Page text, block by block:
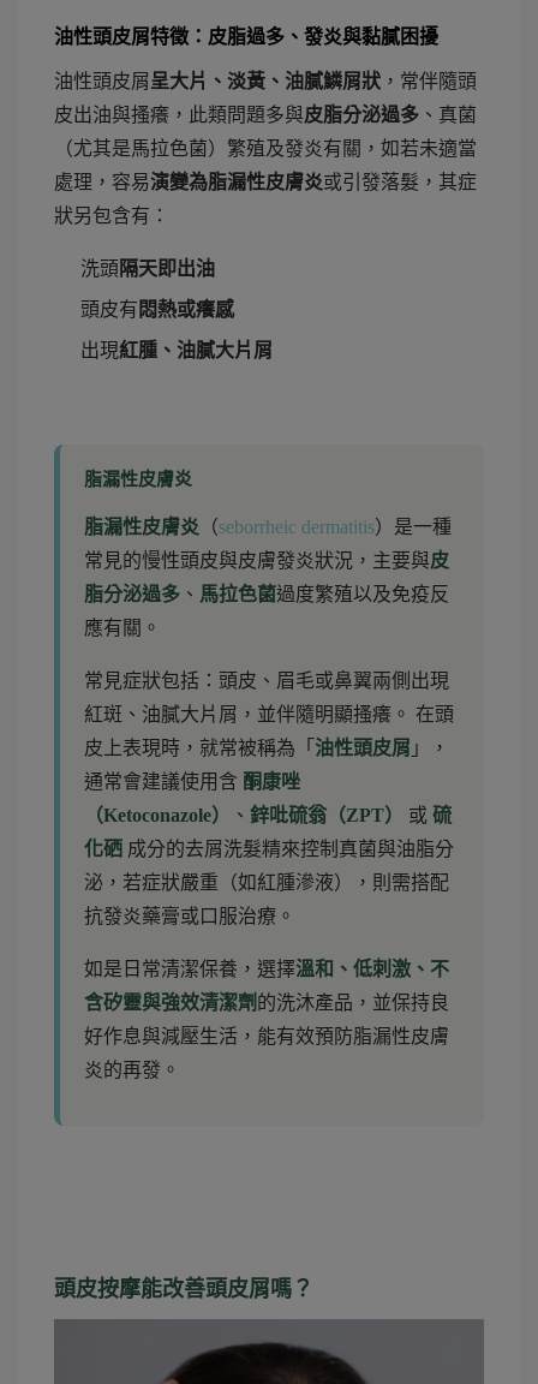
油性頭皮屑特徵：皮脂過多、發炎與黏膩困擾
油性頭皮屑呈大片、淡黃、油膩鱗屑狀 ，常伴隨頭
皮出油與搔癢，此類問題多與皮脂分泌過多 、真菌
（尤其是馬拉色菌）繁殖及發炎有關，如若未適當
處理，容易演變為脂漏性皮膚炎或引發落髮，其症
狀另包含有：
洗頭 隔天即出油
頭皮有 悶熱或癢感
出現紅腫、油膩大片屑
脂漏性皮膚炎 （seborrheic dermatitis）是一種
常見的慢性頭皮與皮膚發炎狀況，主要與皮
脂分泌過多 、 馬拉色菌過度繁殖以及免疫反
應有關。
常見症狀包括：頭皮、眉毛或鼻翼兩側出現
紅斑、油膩大片屑，並伴隨明顯搔癢。 在頭
皮上表現時，就常被稱為「 油性頭皮屑 」，
通常會建議使用含 酮康唑
（Ketoconazole）
、 鋅吡硫翁（ZPT） 或 硫
化硒 成分的去屑洗髮精來控制真菌與油脂分
泌，若症狀嚴重（如紅腫滲液），則需搭配
抗發炎藥膏或口服治療。
如是日常清潔保養，選擇溫和、低刺激、不
含矽靈與強效清潔劑 的洗沐產品，並保持良
好作息與減壓生活，能有效預防脂漏性皮膚
炎的再發。
頭皮按摩能改善頭皮屑嗎？